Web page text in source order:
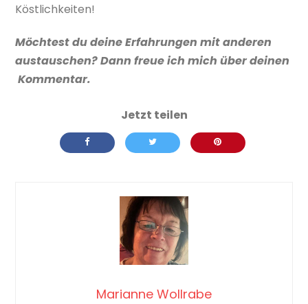
Köstlichkeiten!
Möchtest du deine Erfahrungen mit anderen
austauschen? Dann freue ich mich über deinen
Kommentar.
Marianne Wollrabe